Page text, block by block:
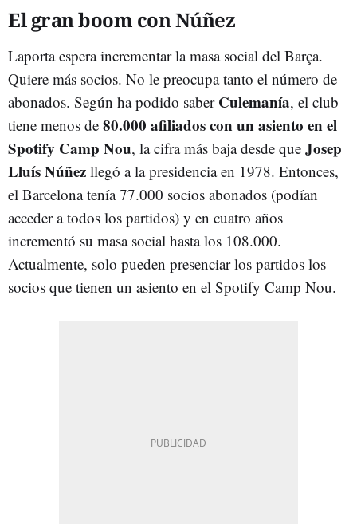
El gran boom con Núñez
Laporta espera incrementar la masa social del Barça.
Quiere más socios. No le preocupa tanto el número de
abonados. Según ha podido saber Culemanía, el club
tiene menos de 80.000 afiliados con un asiento en el
Spotify Camp Nou, la cifra más baja desde que Josep
Lluís Núñez llegó a la presidencia en 1978. Entonces,
el Barcelona tenía 77.000 socios abonados (podían
acceder a todos los partidos) y en cuatro años
incrementó su masa social hasta los 108.000.
Actualmente, solo pueden presenciar los partidos los
socios que tienen un asiento en el Spotify Camp Nou.